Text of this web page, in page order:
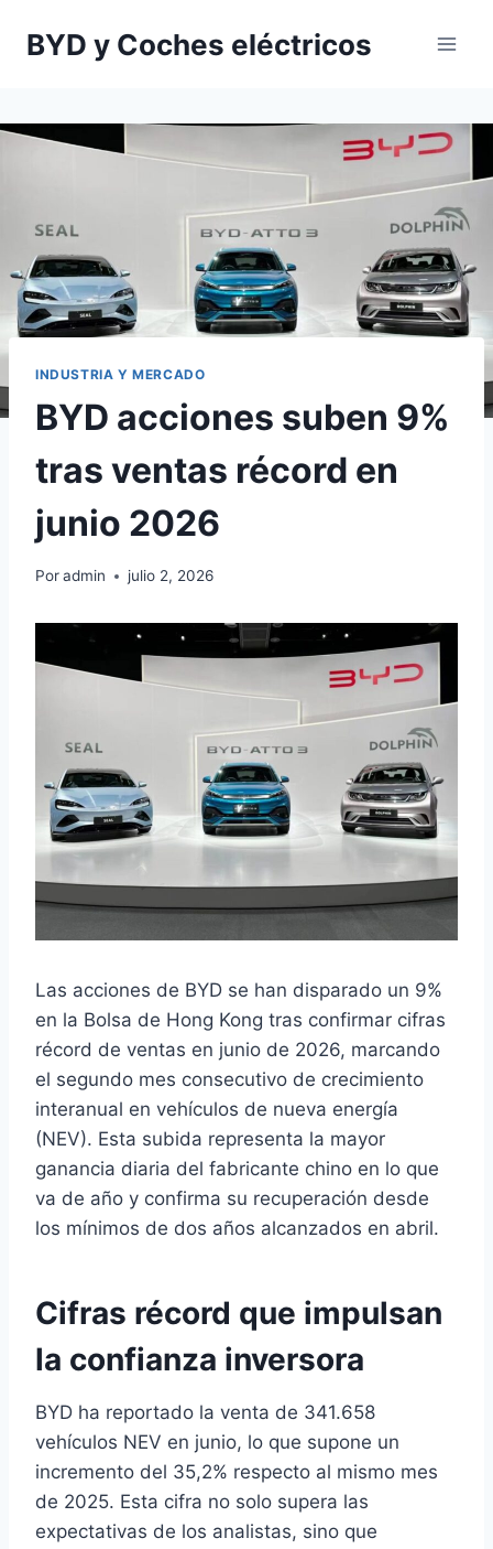
BYD y Coches eléctricos
INDUSTRIA Y MERCADO
BYD acciones suben 9%
tras ventas récord en
junio 2026
Poradmin julio 2, 2026
Las acciones de BYD se han disparado un 9%
en la Bolsa de Hong Kong tras confirmar cifras
récord de ventas en junio de 2026, marcando
el segundo mes consecutivo de crecimiento
interanual en vehículos de nueva energía
(NEV). Esta subida representa la mayor
ganancia diaria del fabricante chino en lo que
va de año y confirma su recuperación desde
los mínimos de dos años alcanzados en abril.
Cifras récord que impulsan
la confianza inversora
BYD ha reportado la venta de 341.658
vehículos NEV en junio, lo que supone un
incremento del 35,2% respecto al mismo mes
de 2025. Esta cifra no solo supera las
expectativas de los analistas, sino que